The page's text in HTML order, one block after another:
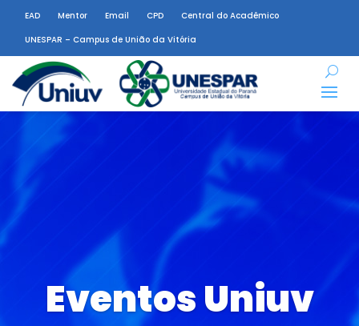
EAD Mentor Email CPD
Central do Acadêmico
UNESPAR – Campus de União da Vitória
Eventos Uniuv